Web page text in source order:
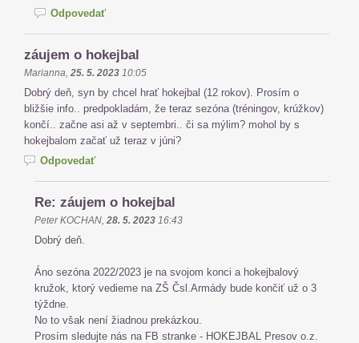
Odpovedať
záujem o hokejbal
Marianna, 25. 5. 2023 10:05
Dobrý deň, syn by chcel hrať hokejbal (12 rokov). Prosím o
bližšie info.. predpokladám, že teraz sezóna (tréningov, krúžkov)
končí.. začne asi až v septembri.. či sa mýlim? mohol by s
hokejbalom začať už teraz v júni?
Odpovedať
Re: záujem o hokejbal
Peter KOCHAN, 28. 5. 2023 16:43
Dobrý deň.
Áno sezóna 2022/2023 je na svojom konci a hokejbalový
kružok, ktorý vedieme na ZŠ Čsl.Armády bude končiť už o 3
týždne.
No to však není žiadnou prekázkou.
Prosím sledujte nás na FB stranke - HOKEJBAL Presov o.z.